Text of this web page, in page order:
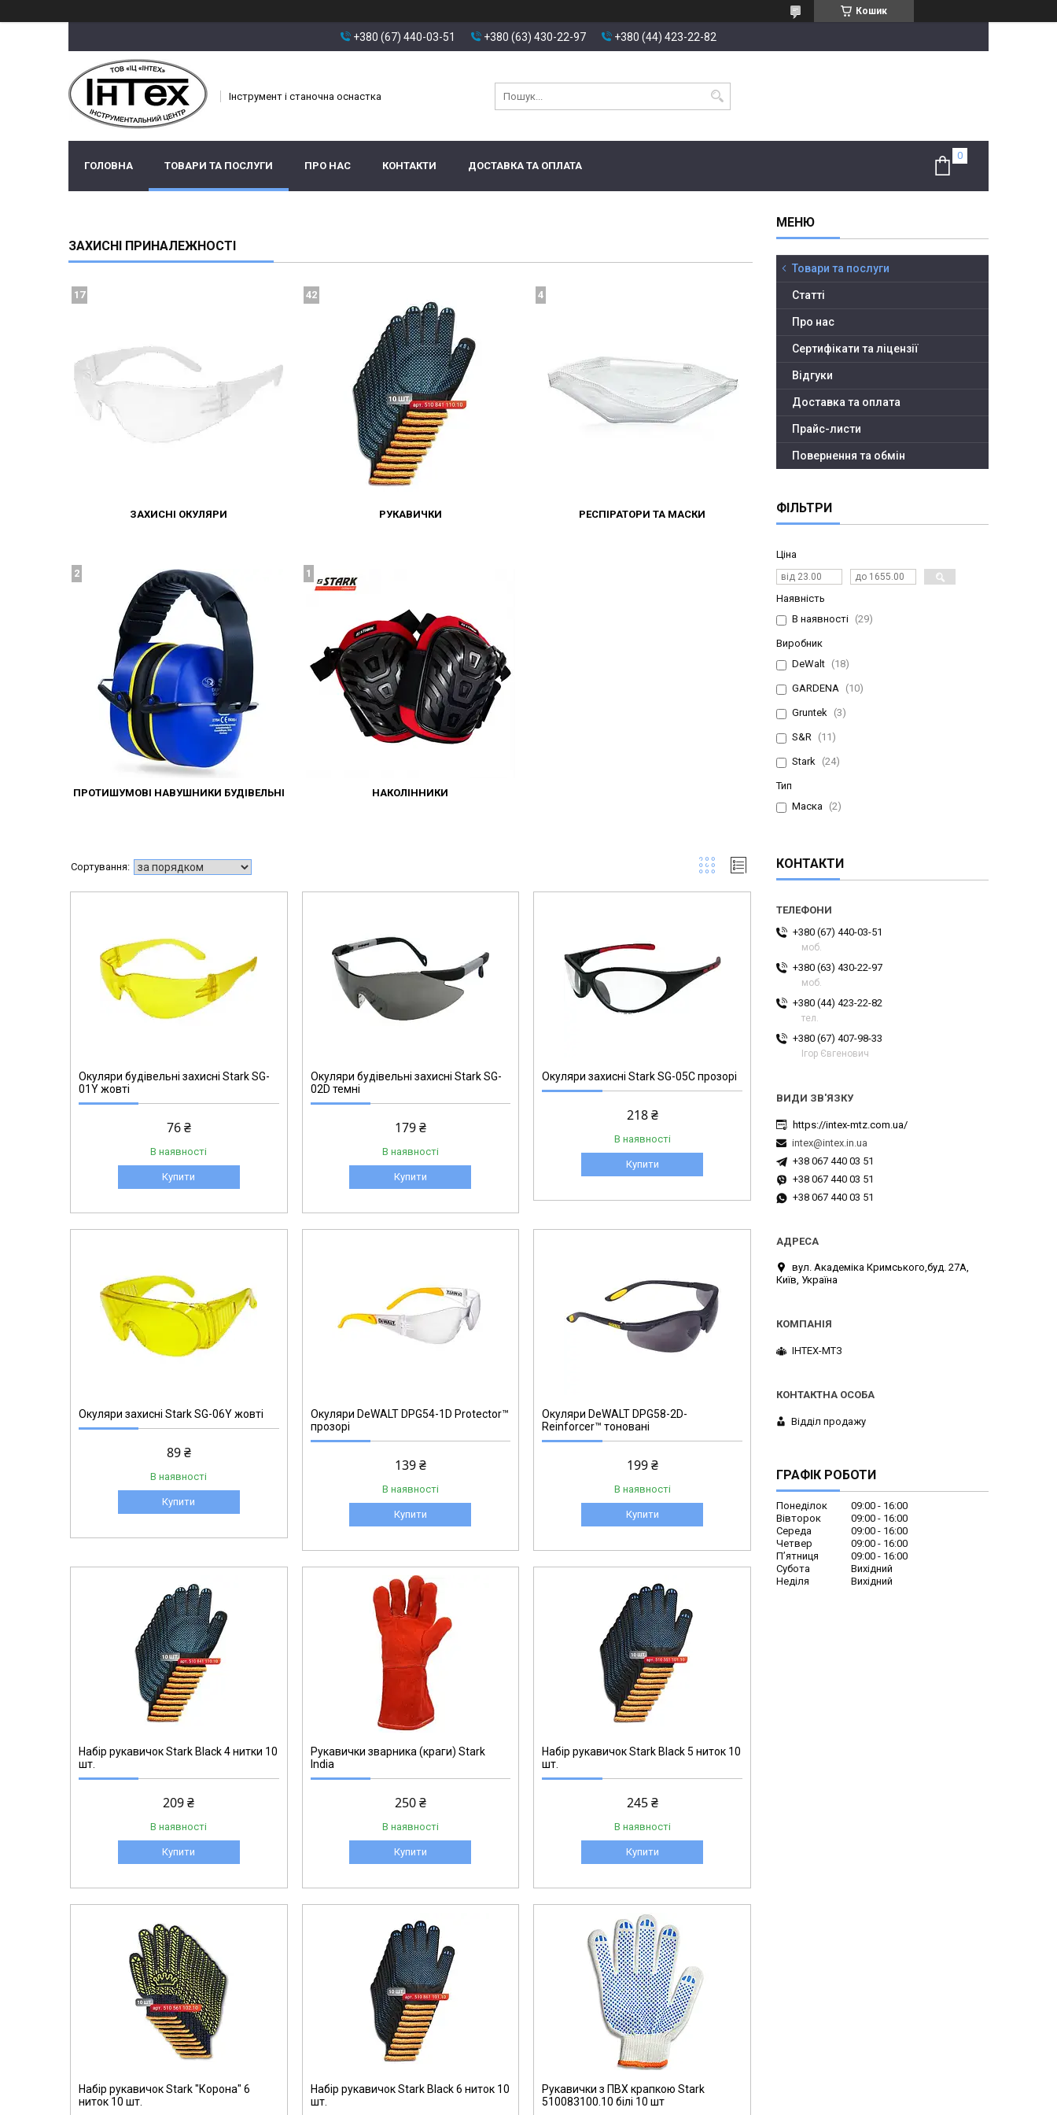
Кошик
+380 (67) 440-03-51 +380 (63) 430-22-97 +380 (44) 423-22-82
Інструмент і станочна оснастка
ГОЛОВНА ТОВАРИ ТА ПОСЛУГИ ПРО НАС КОНТАКТИ ДОСТАВКА ТА ОПЛАТА
ЗАХИСНІ ПРИНАЛЕЖНОСТІ
ЗАХИСНІ ОКУЛЯРИ
17
РУКАВИЧКИ
42
РЕСПІРАТОРИ ТА МАСКИ
4
ПРОТИШУМОВІ НАВУШНИКИ БУДІВЕЛЬНІ
2
НАКОЛІННИКИ
1
Окуляри будівельні захисні Stark SG-
01Y жовті
76 ₴
В наявності
Купити
Окуляри будівельні захисні Stark SG-
02D темні
179 ₴
В наявності
Купити
Окуляри захисні Stark SG-05C прозорі
218 ₴
В наявності
Купити
Окуляри захисні Stark SG-06Y жовті
89 ₴
В наявності
Купити
Окуляри DeWALT DPG54-1D Protector™
прозорі
139 ₴
В наявності
Купити
Окуляри DeWALT DPG58-2D-
Reinforcer™ тоновані
199 ₴
В наявності
Купити
Набір рукавичок Stark Black 4 нитки 10
шт.
209 ₴
В наявності
Купити
510630060
Рукавички зварника (краги) Stark
India
250 ₴
В наявності
Купити
510551101.10
Набір рукавичок Stark Black 5 ниток 10
шт.
245 ₴
В наявності
Купити
Набір рукавичок Stark "Корона" 6
ниток 10 шт.
510861101.10
Набір рукавичок Stark Black 6 ниток 10
шт.
510083100.10
Рукавички з ПВХ крапкою Stark
510083100.10 білі 10 шт
Товари та послуги
Статті
Про нас
Сертифікати та ліцензії
Відгуки
Доставка та оплата
Прайс-листи
Повернення та обмін
ФІЛЬТРИ
Ціна
Наявність
В наявності
29
Виробник
DeWalt
18
GARDENA 10
Gruntek 3
S&R 11
Stark 24
Тип
Маска
2
КОНТАКТИ
+380 (67) 440-03-51
моб.
+380 (63) 430-22-97
моб.
+380 (44) 423-22-82
тел.
+380 (67) 407-98-33
Ігор Євгенович
https://intex-mtz.com.ua/
intex@intex.in.ua
+38 067 440 03 51
+38 067 440 03 51
+38 067 440 03 51
вул. Академіка Кримського,буд. 27А,
Київ, Україна
ІНТЕХ-МТЗ
Відділ продажу
ГРАФІК РОБОТИ
Понеділок 09:00
16:00
Вівторок
09:00
16:00
Середа
09:00
16:00
Четвер
09:00
16:00
Пʼятниця
09:00
16:00
Субота
Вихідний
Неділя
Вихідний